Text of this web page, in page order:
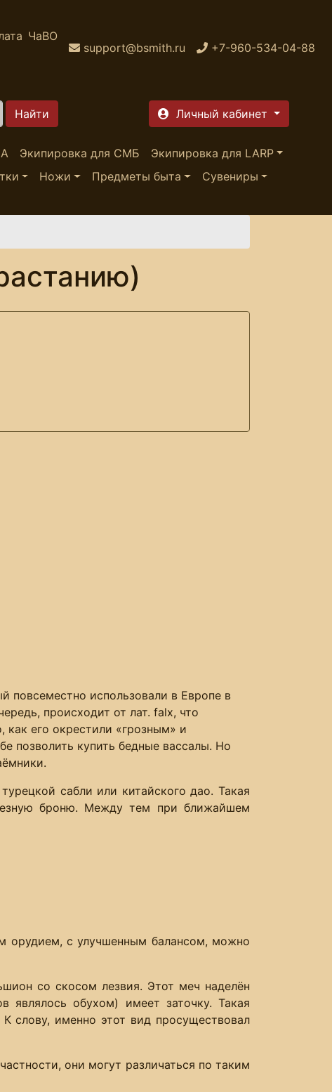
ЧаВО
support@bsmith.ru +7-960-534-04-88
Личный кабинет
Экипировка для СМБ
Экипировка для LARP
Ножи Предметы быта
Сувениры
использовали в Европе в
происходит от лат. falx, что
как его окрестили «грозным» и
позволить купить бедные вассалы. Но
сабли или китайского дао. Такая
броню. Между тем при ближайшем
орудием, с улучшенным балансом, можно
со скосом лезвия. Этот меч наделён
обухом) имеет заточку. Такая
слову, именно этот вид просуществовал
они могут различаться по таким